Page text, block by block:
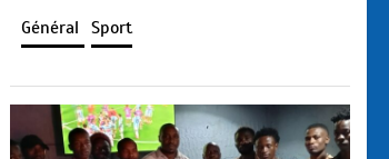
Général Sport